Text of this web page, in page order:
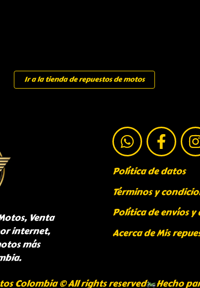
Ir a la tienda de repuestos de motos
Venta
internet,
más
Política de datos
Términos y
Política de envíos y
Acerca de Mis
Colombia © All rights reserved Hecho